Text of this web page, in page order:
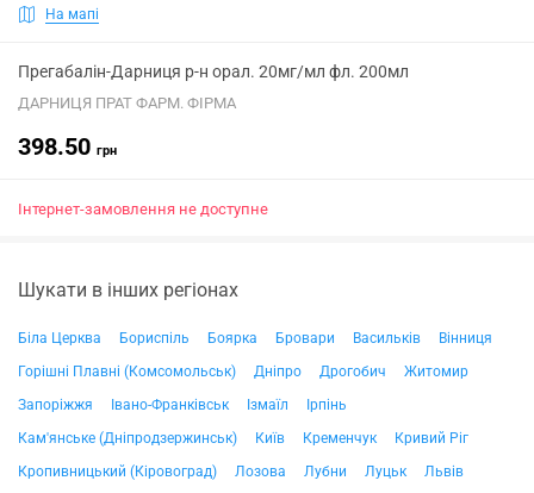
На мапі
Прегабалін-Дарниця р-н орал. 20мг/мл фл. 200мл
ДАРНИЦЯ ПРАТ ФАРМ. ФІРМА
398.50 грн
Інтернет-замовлення не доступне
Шукати в інших регіонах
Біла Церква Бориспіль Боярка Бровари Васильків
Вінниця
Горішні Плавні (Комсомольськ)
Дніпро Дрогобич
Житомир
Запоріжжя
Івано-Франківськ Ізмаїл
Ірпінь
Кам'янське (Дніпродзержинськ)
Київ Кременчук
Кривий Ріг
Кропивницький (Кіровоград)
Лозова Лубни Луцьк
Львів